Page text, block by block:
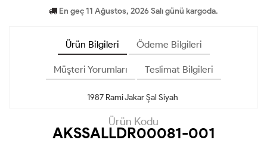
En geç 11 Ağustos, 2026 Salı günü kargoda.
Ürün Bilgileri Ödeme Bilgileri
Müşteri Yorumları Teslimat Bilgileri
1987 Rami Jakar Şal Siyah
Ürün Kodu
AKSSALLDR00081-001